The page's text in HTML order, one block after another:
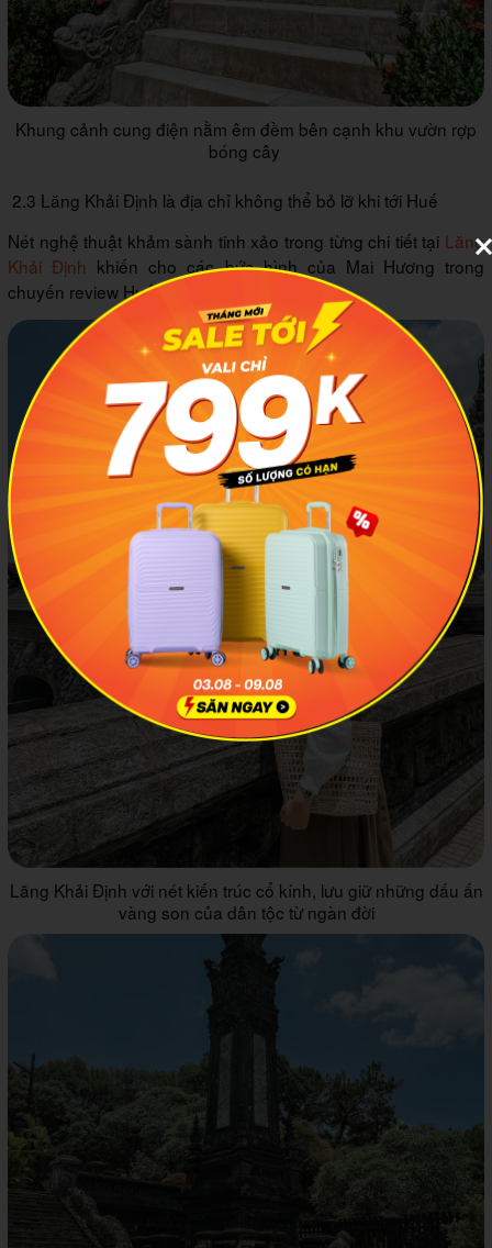
Khung cảnh cung điện nằm êm đềm bên cạnh khu vườn rợp
bóng cây
2.3 Lăng Khải Định là địa chỉ không thể bỏ lỡ khi tới Huế
Nét nghệ thuật khảm sành tinh xảo trong từng chi tiết tại Lăng
Khải Định khiến cho các bức hình của Mai Hương trong
chuyến review Huế trở nên vô cùng đặc biệt.
Lăng Khải Định với nét kiến trúc cổ kính, lưu giữ những dấu ấn
vàng son của dân tộc từ ngàn đời